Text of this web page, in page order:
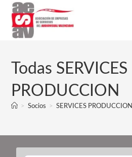
Todas SERVICES
PRODUCCION
> Socios > SERVICES PRODUCCION